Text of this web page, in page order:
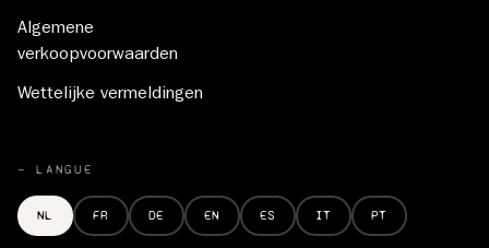
Algemene
verkoopvoorwaarden
Wettelijke vermeldingen
— LANGUE
NL FR DE EN ES IT PT